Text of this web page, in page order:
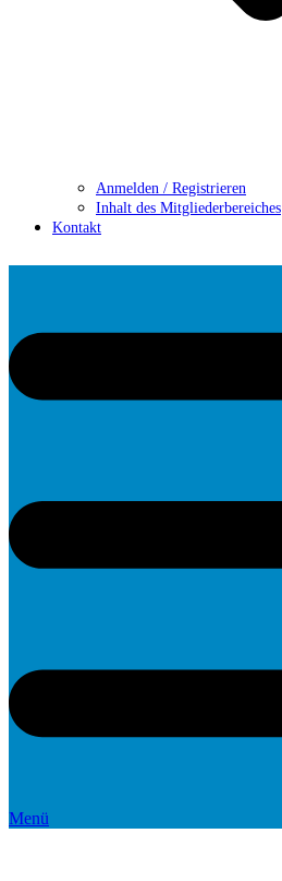
Anmelden / Registrieren
Inhalt des Mitgliederbereiches
Kontakt
Menü